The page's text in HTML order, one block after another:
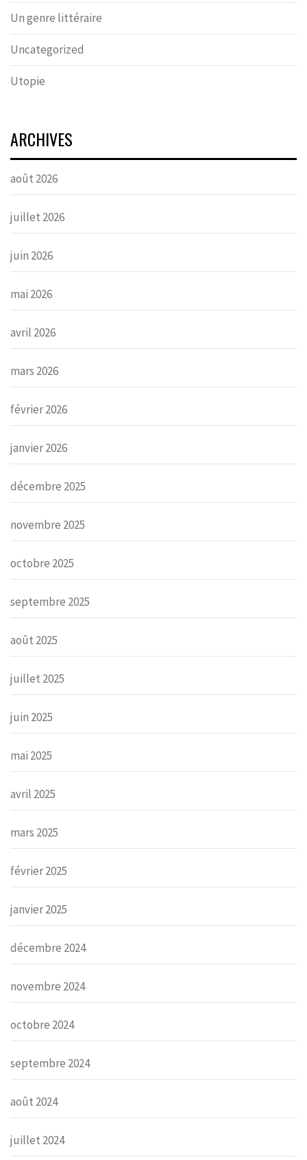
Un genre littéraire
Uncategorized
Utopie
ARCHIVES
août 2026
juillet 2026
juin 2026
mai 2026
avril 2026
mars 2026
février 2026
janvier 2026
décembre 2025
novembre 2025
octobre 2025
septembre 2025
août 2025
juillet 2025
juin 2025
mai 2025
avril 2025
mars 2025
février 2025
janvier 2025
décembre 2024
novembre 2024
octobre 2024
septembre 2024
août 2024
juillet 2024